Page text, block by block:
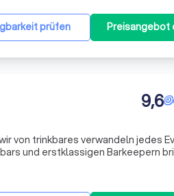
prüfen Preisangebot
9,6
von trinkbares verwandeln jedes
und erstklassigen Barkeepern
und Freude direkt zu euch.